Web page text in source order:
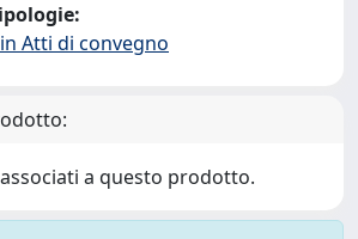
Atti di convegno
a questo prodotto.